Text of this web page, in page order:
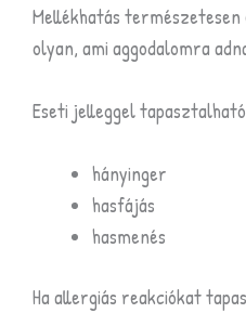
Mellékhatás
olyan, ami aggodalomra
Eseti jelleggel
hányinger
hasfájás
hasmenés
Ha allergiás reakciókat